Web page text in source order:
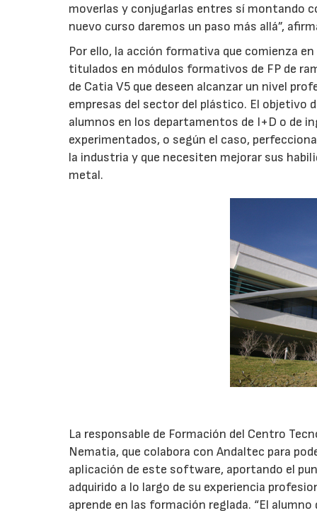
moverlas y conjugarlas entres sí montando
nuevo curso daremos un paso más allá”,
Por ello, la acción formativa que comienza
titulados en módulos formativos de FP de
de Catia V5 que deseen alcanzar un nivel
empresas del sector del plástico. El objetivo
alumnos en los departamentos de I+D o de
experimentados, o según el caso,
la industria y que necesiten mejorar sus
metal.
La responsable de Formación del Centro
Nematia, que colabora con Andaltec para
aplicación de este software, aportando el
adquirido a lo largo de su experiencia
aprende en las formación reglada. “El